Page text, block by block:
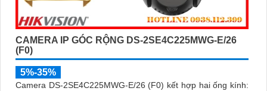
CAMERA IP GÓC RỘNG DS-2SE4C225MWG-E/26
(F0)
5%-35%
Camera DS-2SE4C225MWG-E/26 (F0) kết hợp hai ống kính: